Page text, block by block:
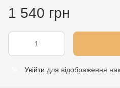
1 540 грн
Увійти для відображення